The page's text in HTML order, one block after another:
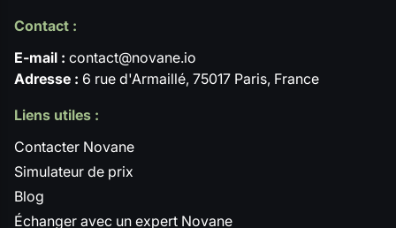
Contact :
E-mail : contact@novane.io
Adresse : 6 rue d'Armaillé, 75017 Paris, France
Liens utiles :
Contacter Novane
Simulateur de prix
Blog
Échanger avec un expert Novane